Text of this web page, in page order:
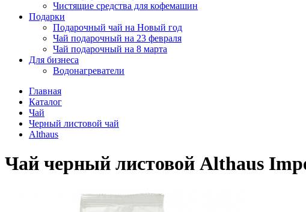
Чистящие средства для кофемашин
Подарки
Подарочный чай на Новый год
Чай подарочный на 23 февраля
Чай подарочный на 8 марта
Для бизнеса
Водонагреватели
Главная
Каталог
Чай
Черный листовой чай
Althaus
Чай черный листовой Althaus